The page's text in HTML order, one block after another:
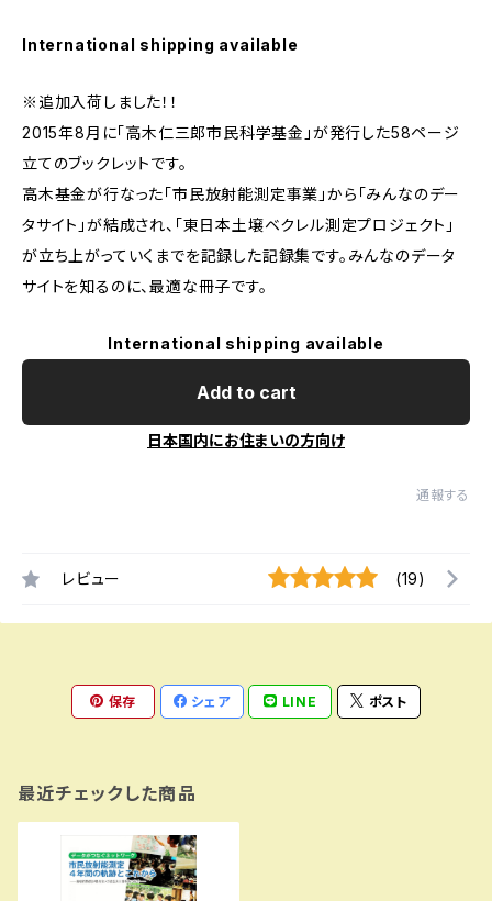
International shipping available
※追加入荷しました！！
2015年8月に「高木仁三郎市民科学基金」が発行した58ページ
立てのブックレットです。
高木基金が行なった「市民放射能測定事業」から「みんなのデー
タサイト」が結成され、「東日本土壌ベクレル測定プロジェクト」
が立ち上がっていくまでを記録した記録集です。みんなのデータ
サイトを知るのに、最適な冊子です。
International shipping available
Add to cart
日本国内にお住まいの方向け
通報する
レビュー (19)
保存 シェア LINE ポスト
最近チェックした商品